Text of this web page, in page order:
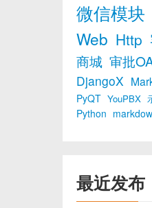
微信模块
Web Http
商城 审批
DjangoX
PyQT YouPBX
Python
最近发布